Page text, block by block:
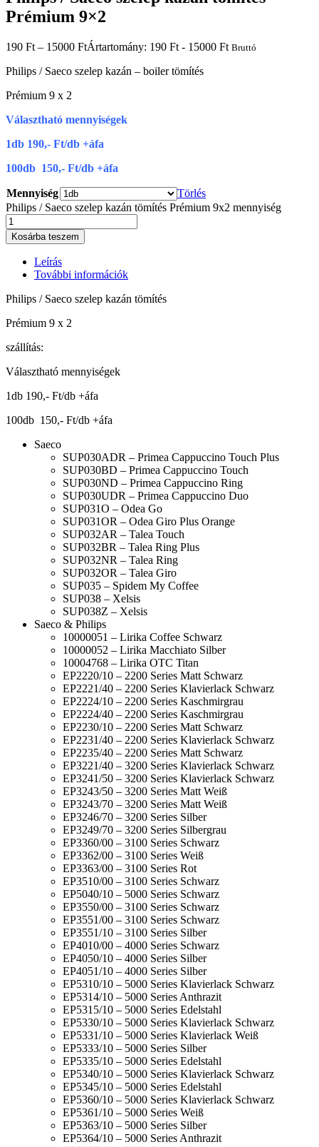
Prémium 9×2
190 Ft – 15000 FtÁrtartomány: 190 Ft - 15000 Ft Bruttó
Philips / Saeco szelep kazán – boiler tömítés
Prémium 9 x 2
Választható mennyiségek
1db 190,- Ft/db +áfa
100db 150,- Ft/db +áfa
Mennyiség
Törlés
Philips / Saeco szelep kazán tömítés Prémium 9x2 mennyiség
Kosárba teszem
Leírás
További információk
Philips / Saeco szelep kazán tömítés
Prémium 9 x 2
szállítás:
Választható mennyiségek
1db 190,- Ft/db +áfa
100db 150,- Ft/db +áfa
Saeco
SUP030ADR – Primea Cappuccino Touch Plus
SUP030BD – Primea Cappuccino Touch
SUP030ND – Primea Cappuccino Ring
SUP030UDR – Primea Cappuccino Duo
SUP031O – Odea Go
SUP031OR – Odea Giro Plus Orange
SUP032AR – Talea Touch
SUP032BR – Talea Ring Plus
SUP032NR – Talea Ring
SUP032OR – Talea Giro
SUP035 – Spidem My Coffee
SUP038 – Xelsis
SUP038Z – Xelsis
Saeco & Philips
10000051 – Lirika Coffee Schwarz
10000052 – Lirika Macchiato Silber
10004768 – Lirika OTC Titan
EP2220/10 – 2200 Series Matt Schwarz
EP2221/40 – 2200 Series Klavierlack Schwarz
EP2224/10 – 2200 Series Kaschmirgrau
EP2224/40 – 2200 Series Kaschmirgrau
EP2230/10 – 2200 Series Matt Schwarz
EP2231/40 – 2200 Series Klavierlack Schwarz
EP2235/40 – 2200 Series Matt Schwarz
EP3221/40 – 3200 Series Klavierlack Schwarz
EP3241/50 – 3200 Series Klavierlack Schwarz
EP3243/50 – 3200 Series Matt Weiß
EP3243/70 – 3200 Series Matt Weiß
EP3246/70 – 3200 Series Silber
EP3249/70 – 3200 Series Silbergrau
EP3360/00 – 3100 Series Schwarz
EP3362/00 – 3100 Series Weiß
EP3363/00 – 3100 Series Rot
EP3510/00 – 3100 Series Schwarz
EP5040/10 – 5000 Series Schwarz
EP3550/00 – 3100 Series Schwarz
EP3551/00 – 3100 Series Schwarz
EP3551/10 – 3100 Series Silber
EP4010/00 – 4000 Series Schwarz
EP4050/10 – 4000 Series Silber
EP4051/10 – 4000 Series Silber
EP5310/10 – 5000 Series Klavierlack Schwarz
EP5314/10 – 5000 Series Anthrazit
EP5315/10 – 5000 Series Edelstahl
EP5330/10 – 5000 Series Klavierlack Schwarz
EP5331/10 – 5000 Series Klavierlack Weiß
EP5333/10 – 5000 Series Silber
EP5335/10 – 5000 Series Edelstahl
EP5340/10 – 5000 Series Klavierlack Schwarz
EP5345/10 – 5000 Series Edelstahl
EP5360/10 – 5000 Series Klavierlack Schwarz
EP5361/10 – 5000 Series Weiß
EP5363/10 – 5000 Series Silber
EP5364/10 – 5000 Series Anthrazit